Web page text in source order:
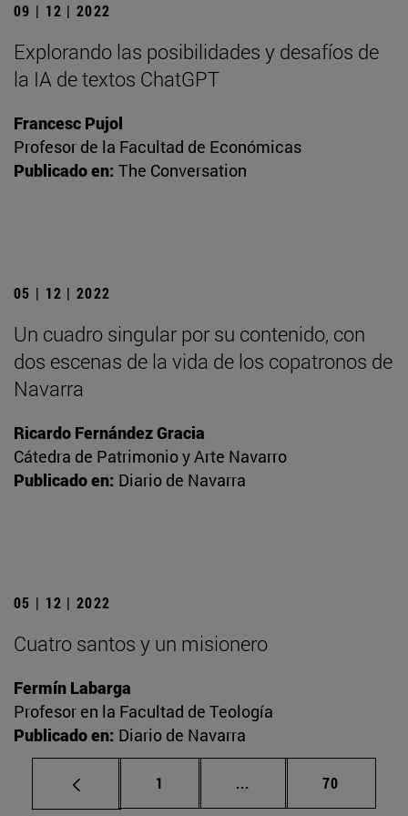
09 | 12 | 2022
Explorando las posibilidades y desafíos de
la IA de textos ChatGPT
Francesc Pujol
Profesor de la Facultad de Económicas
Publicado en: The Conversation
05 | 12 | 2022
Un cuadro singular por su contenido, con
dos escenas de la vida de los copatronos de
Navarra
Ricardo Fernández Gracia
Cátedra de Patrimonio y Arte Navarro
Publicado en: Diario de Navarra
05 | 12 | 2022
Cuatro santos y un misionero
Fermín Labarga
Profesor en la Facultad de Teología
Publicado en: Diario de Navarra
Página
1 ... Páginas intermedias
Página
70